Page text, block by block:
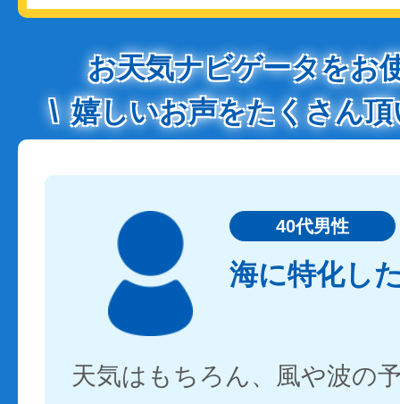
お天気ナビゲータをお
嬉しいお声をたくさん
40代男性
海に特化し
天気はもちろん、風や波の